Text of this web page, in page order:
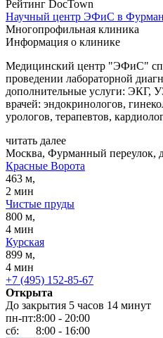
Рейтинг DocTown
Научный центр ЭФиС в
Многопрофильная клиника
Информация о клинике
Медицинский центр "ЭФиС"
проведении лабораторной
дополнительные услуги: ЭКГ,
врачей: эндокринологов,
урологов, терапевтов,
читать далее
Москва, Фурманный переулок,
Красные Ворота
463 м,
2 мин
Чистые пруды
800 м,
4 мин
Курская
899 м,
4 мин
+7 (495) 152-85-67
Открыта
До закрытия 5 часов 14 минут
пн-пт:8:00 - 20:00
сб:
8:00 - 16:00